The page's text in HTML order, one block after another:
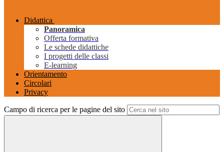
Didattica
Panoramica
Offerta formativa
Le schede didattiche
I progetti delle classi
E-learning
Orientamento
Circolari
Privacy
Campo di ricerca per le pagine del sito